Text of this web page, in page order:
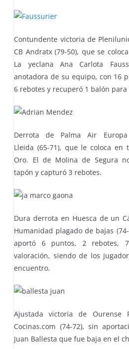
Contundente victoria de
CB Andratx (79-50), que se
La yeclana Ana Carlota
anotadora de su equipo, con 16
6 rebotes y recuperó 1 balón
Derrota de Palma Air
Lleida (65-71), que le coloca en
Oro. El de Molina de Segura
tapón y capturó 3 rebotes.
Dura derrota en Huesca de un
Humanidad plagado de bajas
aportó 6 puntos, 2 rebotes,
valoración, siendo de los
encuentro.
Ajustada victoria de Ourense
Cocinas.com (74-72), sin
Juan Ballesta que fue baja en el